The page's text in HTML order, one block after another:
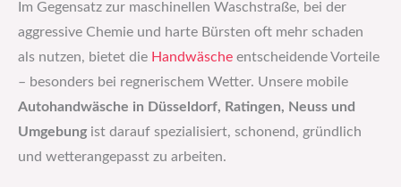
Im Gegensatz zur maschinellen Waschstraße, bei der
aggressive Chemie und harte Bürsten oft mehr schaden
als nutzen, bietet die Handwäsche entscheidende Vorteile
– besonders bei regnerischem Wetter. Unsere mobile
Autohandwäsche in Düsseldorf, Ratingen, Neuss und
Umgebung ist darauf spezialisiert, schonend, gründlich
und wetterangepasst zu arbeiten.